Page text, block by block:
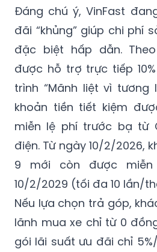
Đáng chú ý, VinFast
đãi “khủng” giúp chi phí
đặc biệt hấp dẫn.
được hỗ trợ trực tiếp
trình “Mãnh liệt vì tương
khoản tiền tiết kiệm
miễn lệ phí trước bạ từ
điện. Từ ngày 10/2/2026,
9 mới còn được
10/2/2029 (tối đa 10 lần/
Nếu lựa chọn trả góp,
lãnh mua xe chỉ từ 0
gói lãi suất ưu đãi chỉ